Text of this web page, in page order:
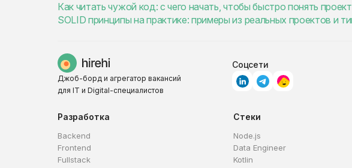
Как читать чужой код: с чего начать, чтобы быстро понять проект
SOLID принципы на практике: примеры из реальных проектов и
Джоб-борд и агрегатор вакансий
для IT и Digital-специалистов
Соцсети
Разработка
Backend
Frontend
Fullstack
Стеки
Node.js
Data Engineer
Kotlin